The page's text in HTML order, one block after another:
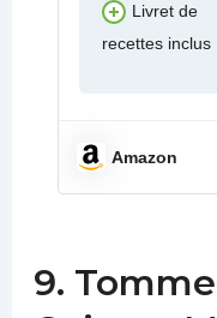
Livret de
recettes inclus
Amazon
9.